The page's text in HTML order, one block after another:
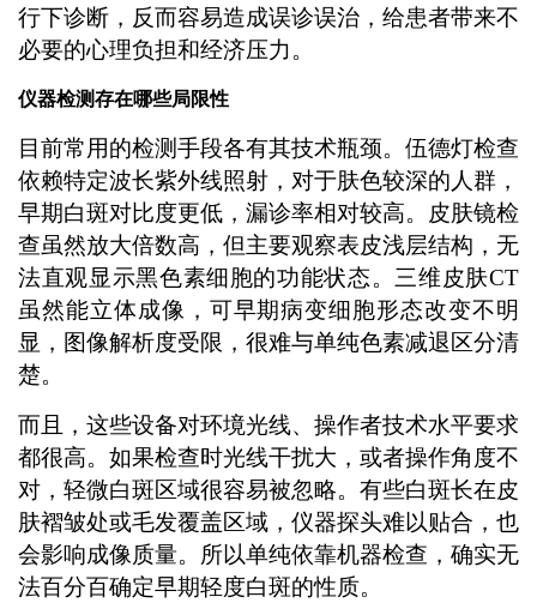
行下诊断，反而容易造成误诊误治，给患者带来不
必要的心理负担和经济压力。
仪器检测存在哪些局限性
目前常用的检测手段各有其技术瓶颈。伍德灯检查
依赖特定波长紫外线照射，对于肤色较深的人群，
早期白斑对比度更低，漏诊率相对较高。皮肤镜检
查虽然放大倍数高，但主要观察表皮浅层结构，无
法直观显示黑色素细胞的功能状态。三维皮肤CT
虽然能立体成像，可早期病变细胞形态改变不明
显，图像解析度受限，很难与单纯色素减退区分清
楚。
而且，这些设备对环境光线、操作者技术水平要求
都很高。如果检查时光线干扰大，或者操作角度不
对，轻微白斑区域很容易被忽略。有些白斑长在皮
肤褶皱处或毛发覆盖区域，仪器探头难以贴合，也
会影响成像质量。所以单纯依靠机器检查，确实无
法百分百确定早期轻度白斑的性质。